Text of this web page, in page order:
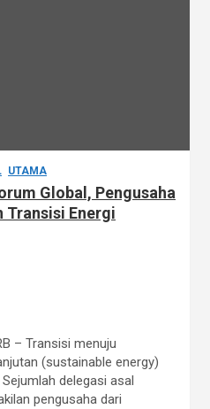
UTAMA
Global, Pengusaha
Transisi Energi
– Transisi menuju
(sustainable energy)
delegasi asal
pengusaha dari